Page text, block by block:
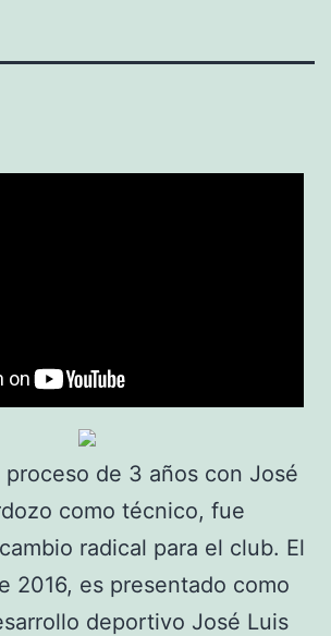
proceso de 3 años con José
como técnico, fue
radical para el club. El
2016, es presentado como
deportivo José Luis